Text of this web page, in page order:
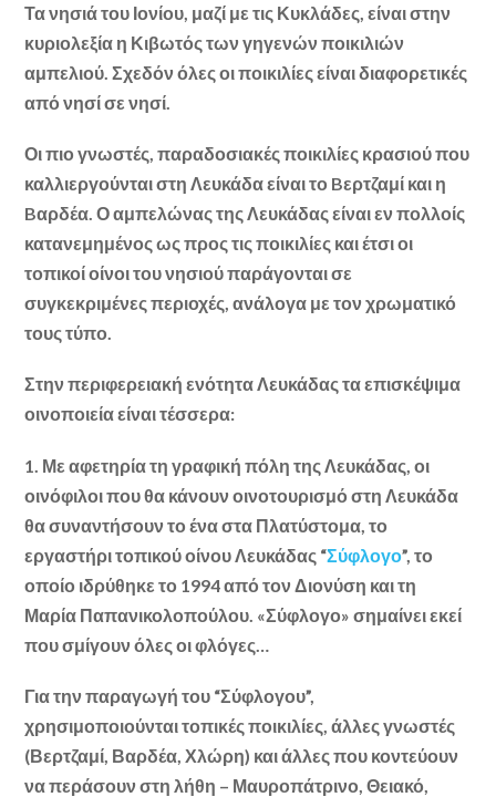
Τα νησιά του Ιονίου, μαζί με τις Κυκλάδες, είναι στην
κυριολεξία η Κιβωτός των γηγενών ποικιλιών
αμπελιού. Σχεδόν όλες οι ποικιλίες είναι διαφορετικές
από νησί σε νησί.
Οι πιο γνωστές, παραδοσιακές ποικιλίες κρασιού που
καλλιεργούνται στη Λευκάδα είναι το Bερτζαμί και η
Bαρδέα. Ο αμπελώνας της Λευκάδας είναι εν πολλοίς
κατανεμημένος ως προς τις ποικιλίες και έτσι οι
τοπικοί οίνοι του νησιού παράγονται σε
συγκεκριμένες περιοχές, ανάλογα με τον χρωματικό
τους τύπο.
Στην περιφερειακή ενότητα Λευκάδας τα επισκέψιμα
οινοποιεία είναι τέσσερα:
1. Με αφετηρία τη γραφική πόλη της Λευκάδας, οι
οινόφιλοι που θα κάνουν οινοτουρισμό στη Λευκάδα
θα συναντήσουν το ένα στα Πλατύστομα, το
εργαστήρι τοπικού οίνου Λευκάδας “Σύφλογο”, το
οποίο ιδρύθηκε το 1994 από τον Διονύση και τη
Μαρία Παπανικολοπούλου. «Σύφλογο» σημαίνει εκεί
που σμίγουν όλες οι φλόγες…
Για την παραγωγή του “Σύφλογου”,
χρησιμοποιούνται τοπικές ποικιλίες, άλλες γνωστές
(Βερτζαμί, Βαρδέα, Χλώρη) και άλλες που κοντεύουν
να περάσουν στη λήθη – Μαυροπάτρινο, Θειακό,